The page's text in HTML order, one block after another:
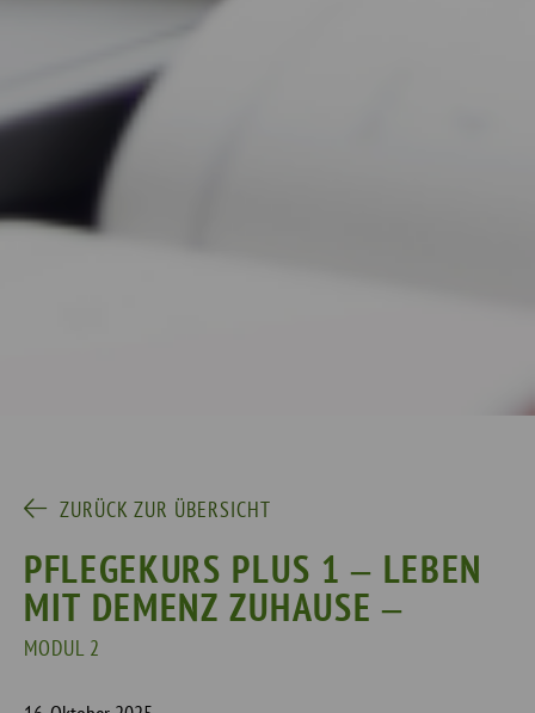
ZURÜCK ZUR ÜBERSICHT
PFLEGEKURS PLUS 1 ‒ LEBEN
MIT DEMENZ ZUHAUSE ‒
MODUL 2